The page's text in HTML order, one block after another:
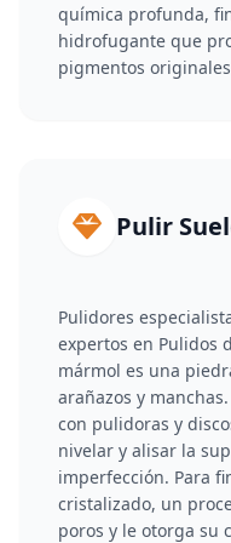
química profunda,
hidrofugante que
pigmentos
Pulir
Pulidores
expertos en Pulidos
mármol es una
arañazos y
con pulidoras y
nivelar y alisar la
imperfección. Para
cristalizado, un
poros y le otorga su